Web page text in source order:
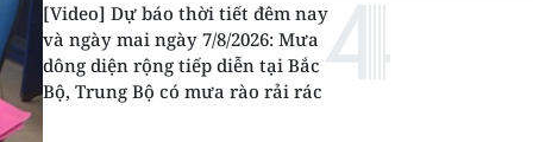
[Video] Dự báo thời tiết đêm nay
và ngày mai ngày 7/8/2026: Mưa
dông diện rộng tiếp diễn tại Bắc
Bộ, Trung Bộ có mưa rào rải rác